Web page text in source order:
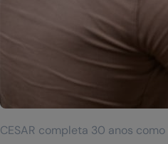
CESAR completa 30 anos